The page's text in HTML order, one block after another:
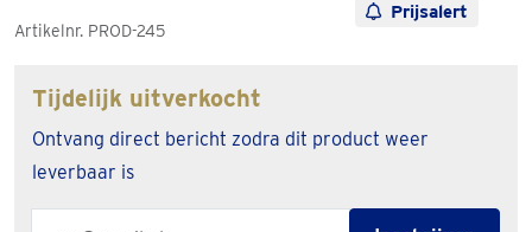
Prijsalert
Artikelnr. PROD-245
Tijdelijk uitverkocht
Ontvang direct bericht zodra dit product weer
leverbaar is